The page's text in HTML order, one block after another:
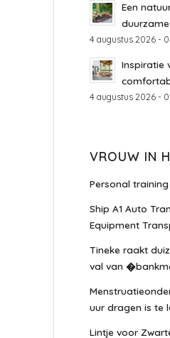
Een
4 augustus 2026 -
Inspiratie
4 augustus 2026 -
VROUW IN
Personal
Ship A1 Auto
Equipment
Tineke raakt
val van
uur dragen is te
Lintje voor